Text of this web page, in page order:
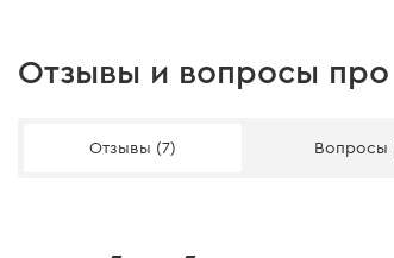
Отзывы и вопросы про
Отзывы (7) Вопросы